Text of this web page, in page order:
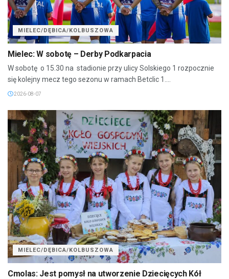
MIELEC/DĘBICA/KOLBUSZOWA
Mielec: W sobotę – Derby Podkarpacia
W sobotę o 15.30 na stadionie przy ulicy Solskiego 1 rozpocznie
się kolejny mecz tego sezonu w ramach Betclic 1....
2026-08-07
MIELEC/DĘBICA/KOLBUSZOWA
Cmolas: Jest pomysł na utworzenie Dziecięcych Kół